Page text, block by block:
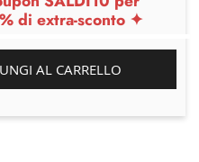
di extra-sconto ✦
AL CARRELLO